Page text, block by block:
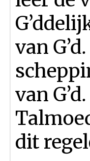
van
van
dit